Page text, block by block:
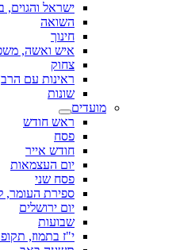
ישראל והגוים,
השואה
חינוך
איש ואשה,
צחוק
ראינות עם הרב
שונות
מועדים
ראש חודש
פסח
חודש אייר
יום העצמאות
פסח שני
ספירת העומר,
יום ירושלים
שבועות
י"ז בתמוז,